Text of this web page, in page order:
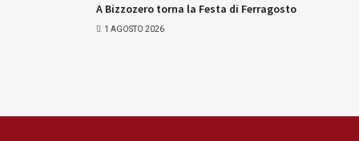
A Bizzozero torna la Festa di Ferragosto
1 AGOSTO 2026